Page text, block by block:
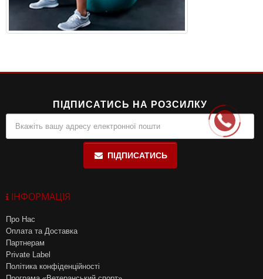
ПІДПИСАТИСЬ НА РОЗСИЛКУ
ПІДПИСАТИСЬ
ІНФОРМАЦІЯ
Про Нас
Оплата та Доставка
Партнерам
Private Label
Політика конфіденційності